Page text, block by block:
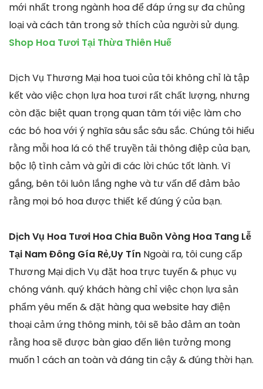
mới nhất trong ngành hoa để đáp ứng sự đa chủng
loại và cách tân trong sở thích của người sử dụng.
Shop Hoa Tươi Tại Thừa Thiên Huế
Dịch Vụ Thương Mại hoa tuoi của tôi không chỉ là tập
kết vào việc chọn lựa hoa tươi rất chất lượng, nhưng
còn đặc biệt quan trọng quan tâm tới việc làm cho
các bó hoa với ý nghĩa sâu sắc sâu sắc. Chúng tôi hiểu
rằng mỗi hoa lá có thể truyền tải thông điệp của bạn,
bộc lộ tình cảm và gửi đi các lời chúc tốt lành. Vì
gắng, bên tôi luôn lắng nghe và tư vấn để đảm bảo
rằng mọi bó hoa được thiết kế đúng ý của bạn.
Dịch Vụ Hoa Tươi Hoa Chia Buồn Vòng Hoa Tang Lễ
Tại Nam Đông Gía Rẻ,Uy Tín Ngoài ra, tôi cung cấp
Thương Mại dịch Vụ đặt hoa trực tuyến & phục vụ
chóng vánh. quý khách hàng chỉ việc chọn lựa sản
phẩm yêu mến & đặt hàng qua website hay điện
thoại cảm ứng thông minh, tôi sẽ bảo đảm an toàn
rằng hoa sẽ được bàn giao đến liên tưởng mong
muốn 1 cách an toàn và đáng tin cậy & đúng thời hạn.